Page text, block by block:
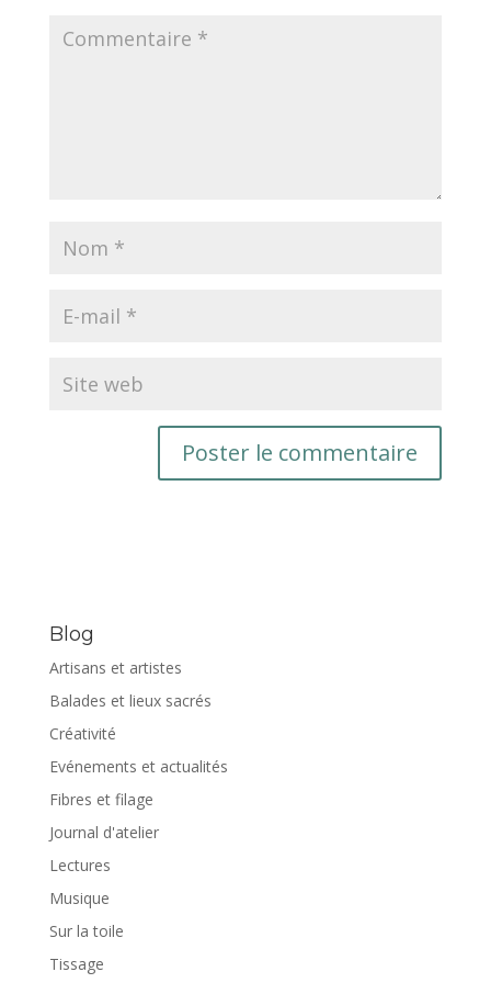
Blog
Artisans et artistes
Balades et lieux sacrés
Créativité
Evénements et actualités
Fibres et filage
Journal d'atelier
Lectures
Musique
Sur la toile
Tissage